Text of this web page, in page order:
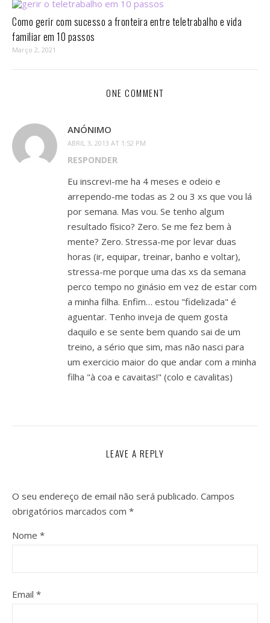
Como gerir com sucesso a fronteira entre teletrabalho e vida
familiar em 10 passos⁣
Março 2, 2021
ONE COMMENT
ANÓNIMO
ABRIL 3, 2013 AT 1:52 PM
RESPONDER
Eu inscrevi-me ha 4 meses e odeio e
arrependo-me todas as 2 ou 3 xs que vou lá
por semana. Mas vou. Se tenho algum
resultado físico? Zero. Se me fez bem à
mente? Zero. Stressa-me por levar duas
horas (ir, equipar, treinar, banho e voltar),
stressa-me porque uma das xs da semana
perco tempo no ginásio em vez de estar com
a minha filha. Enfim… estou "fidelizada" é
aguentar. Tenho inveja de quem gosta
daquilo e se sente bem quando sai de um
treino, a sério que sim, mas não nasci para
um exercicio maior do que andar com a minha
filha "à coa e cavaitas!" (colo e cavalitas)
LEAVE A REPLY
O seu endereço de email não será publicado. Campos
obrigatórios marcados com *
Nome *
Email *